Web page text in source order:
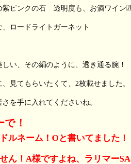
紫ピンクの石 透明度も、お酒ワイン
、ロードライトガーネット
しい、その絹のように、透き通る腕！
、見てもらいたくて、2枚載せました。
さを手に入れてくださいね。
で！
ルネーム！Oと書いてました！
ん！A様ですよね、ラリマー